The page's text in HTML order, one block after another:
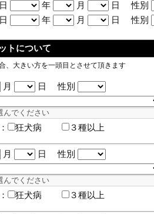
年 月
日 性別
年 月 日 性別
トについて
、大きい方を一頭目とさせて頂きます
月
日 性別
狂犬病 ３種以上
月
日 性別
狂犬病 ３種以上